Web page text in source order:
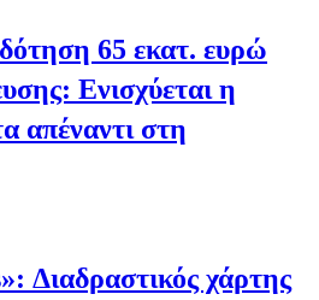
65 εκατ. ευρώ
Ενισχύεται η
απέναντι στη
Διαδραστικός χάρτης